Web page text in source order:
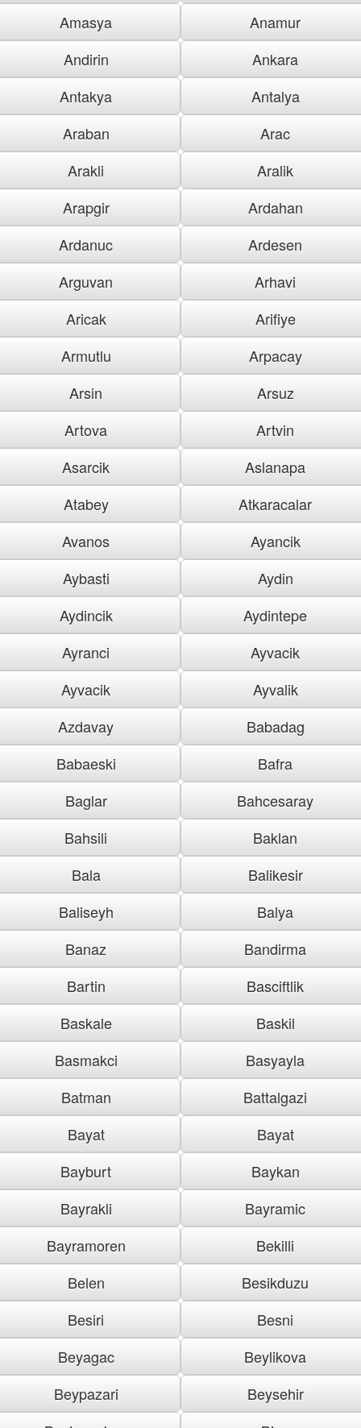
Amasya
Anamur
Andirin
Ankara
Antakya
Antalya
Araban
Arac
Arakli
Aralik
Arapgir
Ardahan
Ardanuc
Ardesen
Arguvan
Arhavi
Aricak
Arifiye
Armutlu
Arpacay
Arsin
Arsuz
Artova
Artvin
Asarcik
Aslanapa
Atabey
Atkaracalar
Avanos
Ayancik
Aybasti
Aydin
Aydincik
Aydintepe
Ayranci
Ayvacik
Ayvacik
Ayvalik
Azdavay
Babadag
Babaeski
Bafra
Baglar
Bahcesaray
Bahsili
Baklan
Bala
Balikesir
Baliseyh
Balya
Banaz
Bandirma
Bartin
Basciftlik
Baskale
Baskil
Basmakci
Basyayla
Batman
Battalgazi
Bayat
Bayat
Bayburt
Baykan
Bayrakli
Bayramic
Bayramoren
Bekilli
Belen
Besikduzu
Besiri
Besni
Beyagac
Beylikova
Beypazari
Beysehir